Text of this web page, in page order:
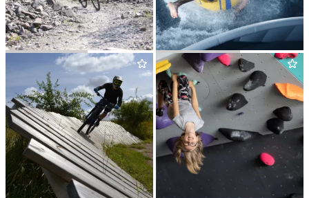
KNEK­TLE­DEN KOKPUNK­TEN